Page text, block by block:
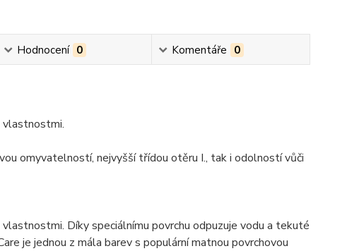
Hodnocení 0 Komentáře 0
vlastnostmi.
omyvatelností, nejvyšší třídou otěru I., tak i odolností vůči
Díky speciálnímu povrchu odpuzuje vodu a tekuté
je jednou z mála barev s populární matnou povrchovou